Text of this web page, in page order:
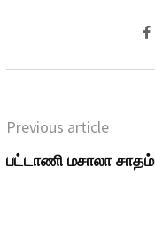
Previous article
பட்டாணி மசாலா சாதம்